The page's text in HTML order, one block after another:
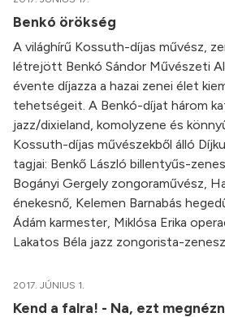
Benkó örökség
A világhírű Kossuth-díjas művész,
létrejött Benkó Sándor Művészeti
évente díjazza a hazai zenei élet
tehetségeit. A Benkó-díjat három
jazz/dixieland, komolyzene és
Kossuth-díjas művészekből álló
tagjai: Benkő László billentyűs-
Bogányi Gergely zongoraművész,
énekesnő, Kelemen Barnabás
Ádám karmester, Miklósa Erika
Lakatos Béla jazz zongorista-
2017. JÚNIUS 1.
Kend a falra! - Na, ezt